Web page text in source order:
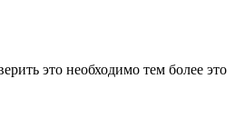
это необходимо тем более это